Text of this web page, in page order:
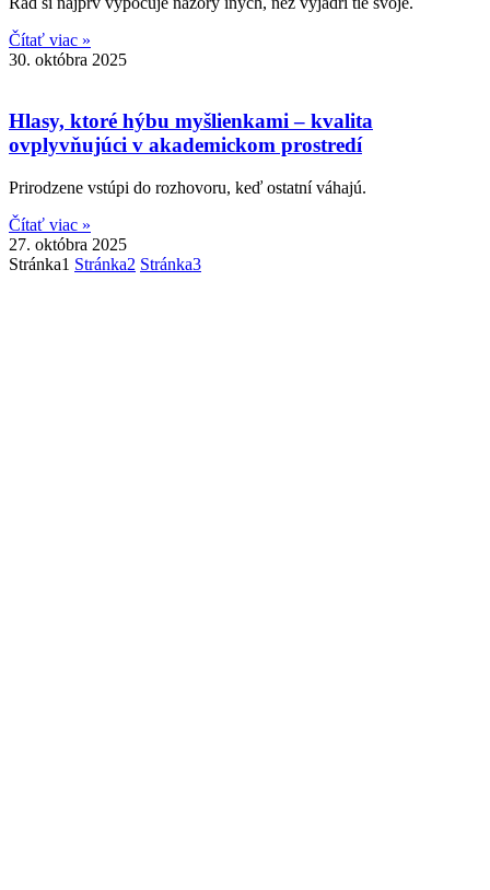
Čítať viac »
30. októbra 2025
Hlasy, ktoré hýbu myšlienkami – kvalita
ovplyvňujúci v akademickom prostredí
Prirodzene vstúpi do rozhovoru, keď ostatní váhajú.
Čítať viac »
27. októbra 2025
Stránka1 Stránka2 Stránka3